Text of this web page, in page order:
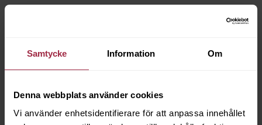
Samtycke Information Om
Denna webbplats använder cookies
Vi använder enhetsidentifierare för att anpassa innehållet